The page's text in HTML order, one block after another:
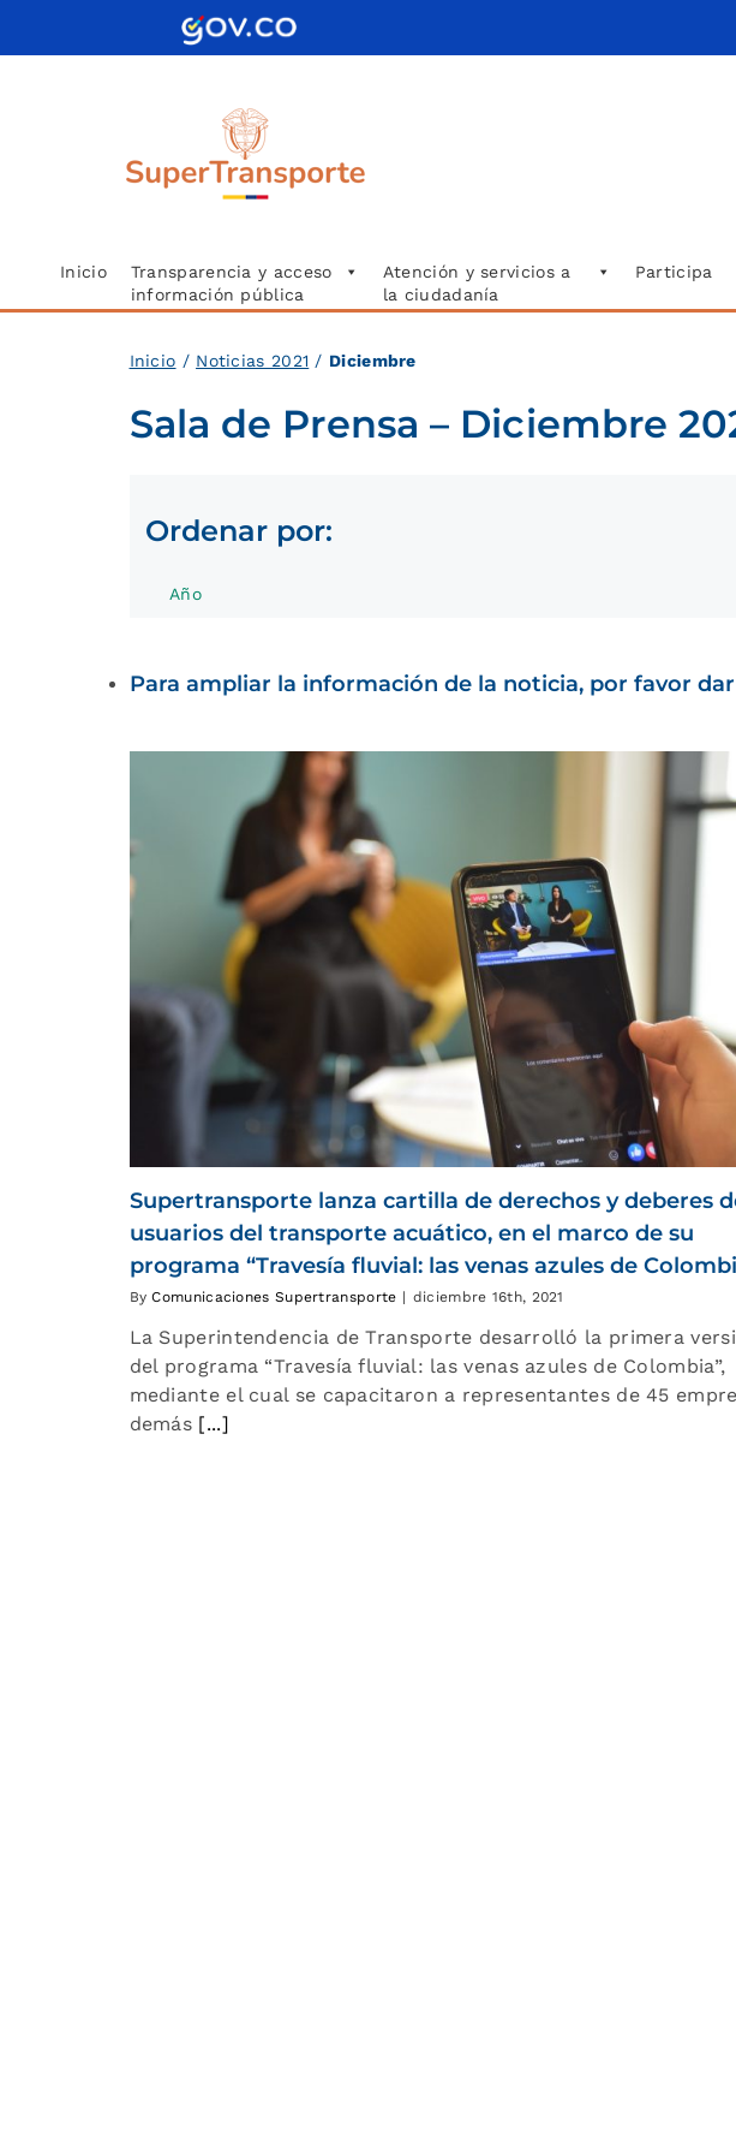
Inicio
Transparencia y acceso
información pública
Atención y servicios a
la ciudadanía
Participa
Inicio / Noticias 2021 / Diciembre
Sala de Prensa – Diciembre
Ordenar por:
Año
Para ampliar la información de la noticia, por favor
Supertransporte lanza cartilla de derechos y deberes
usuarios del transporte acuático, en el marco de su
programa “Travesía fluvial: las venas azules de
ByComunicaciones Supertransporte | diciembre 16th, 2021
La Superintendencia de Transporte desarrolló la primera
del programa “Travesía fluvial: las venas azules de Colombia”,
mediante el cual se capacitaron a representantes de 45
demás [...]